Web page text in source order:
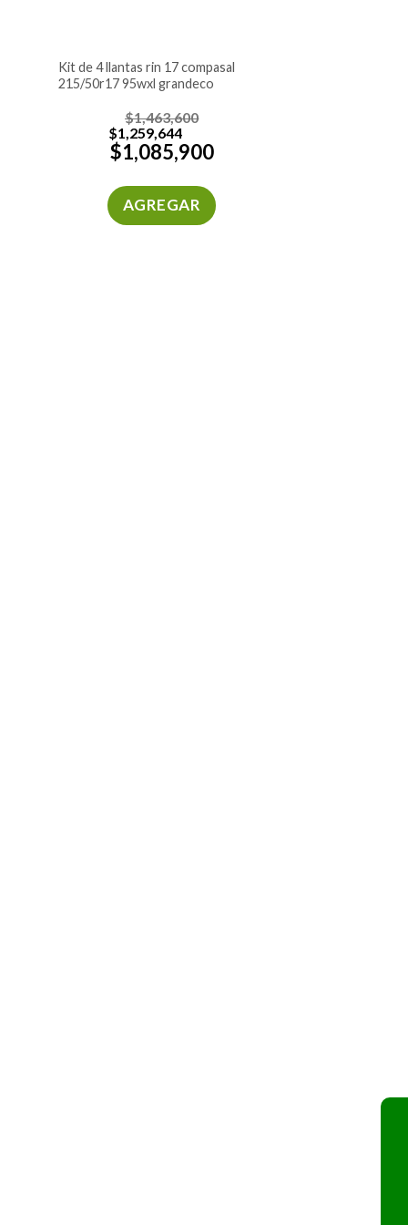
kit de 4 llantas rin 17 compasal
215/50r17 95wxl grandeco
$1,463,600
$1,259,644
$1,085,900
AGREGAR